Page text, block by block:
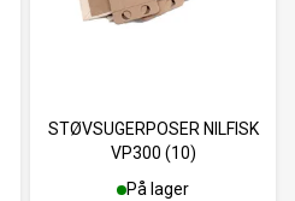
STØVSUGERPOSER NILFISK
VP300 (10)
På lager